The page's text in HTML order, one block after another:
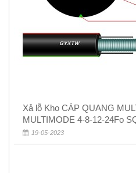
Xả lỗ Kho CÁP QUANG MULTIMODE
MULTIMODE 4-8-12-24Fo
Rẻ 5k
19-05-2023